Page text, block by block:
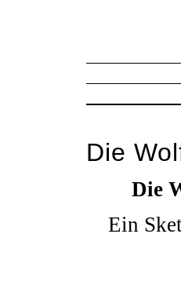
Die
Die
Ein